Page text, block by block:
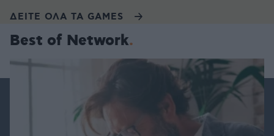
ΔΕΙΤΕ ΟΛΑ ΤΑ GAMES
Best of Network